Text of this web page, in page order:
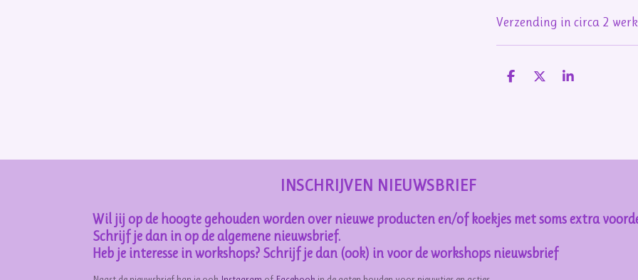
Verzending in circa 2
D
D
S
INSCHRIJVEN NIEUWSBRIEF
Wil jij op de hoogte gehouden worden over nieuwe producten en/of koekjes met soms extra
Schrijf je dan in op de algemene nieuwsbrief.
Heb je interesse in workshops? Schrijf je dan (ook) in voor de workshops nieuwsbrief